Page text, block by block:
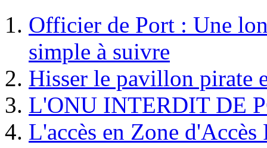
Officier de Port : Une
simple à suivre
Hisser le pavillon pirate
L'ONU INTERDIT DE
L'accès en Zone